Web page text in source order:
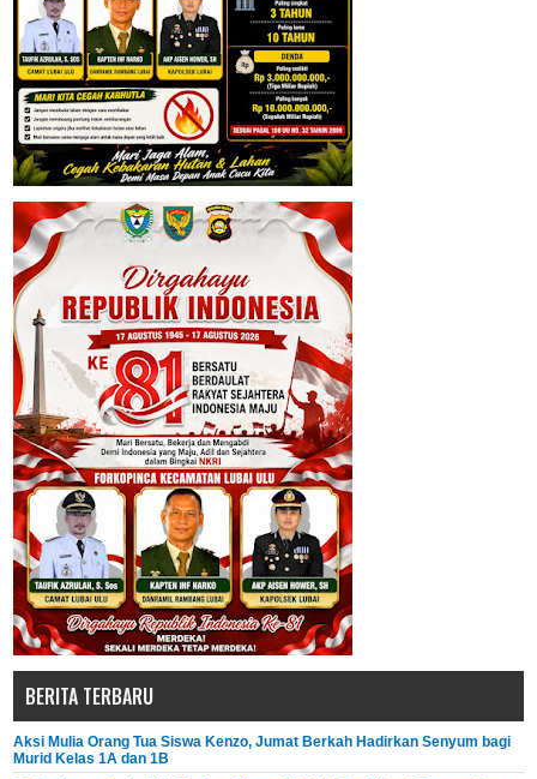
BERITA TERBARU
Aksi Mulia Orang Tua Siswa Kenzo, Jumat Berkah Hadirkan Senyum bagi
Murid Kelas 1A dan 1B